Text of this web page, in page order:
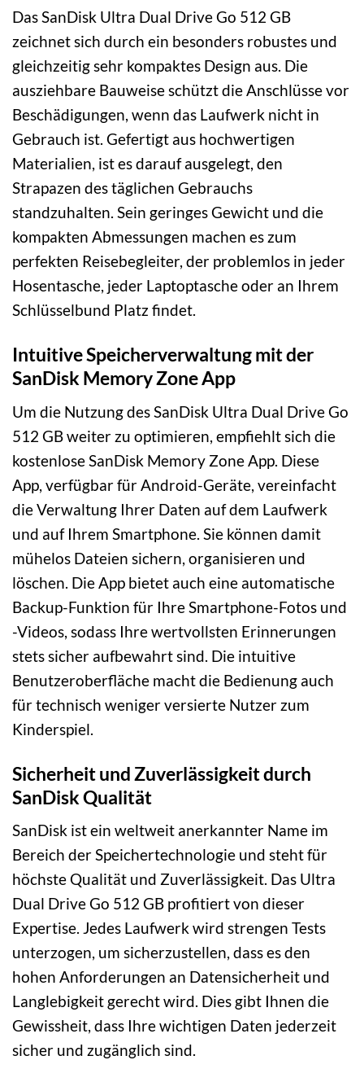
Das SanDisk Ultra Dual Drive Go 512 GB
zeichnet sich durch ein besonders robustes und
gleichzeitig sehr kompaktes Design aus. Die
ausziehbare Bauweise schützt die Anschlüsse vor
Beschädigungen, wenn das Laufwerk nicht in
Gebrauch ist. Gefertigt aus hochwertigen
Materialien, ist es darauf ausgelegt, den
Strapazen des täglichen Gebrauchs
standzuhalten. Sein geringes Gewicht und die
kompakten Abmessungen machen es zum
perfekten Reisebegleiter, der problemlos in jeder
Hosentasche, jeder Laptoptasche oder an Ihrem
Schlüsselbund Platz findet.
Intuitive Speicherverwaltung mit der
SanDisk Memory Zone App
Um die Nutzung des SanDisk Ultra Dual Drive Go
512 GB weiter zu optimieren, empfiehlt sich die
kostenlose SanDisk Memory Zone App. Diese
App, verfügbar für Android-Geräte, vereinfacht
die Verwaltung Ihrer Daten auf dem Laufwerk
und auf Ihrem Smartphone. Sie können damit
mühelos Dateien sichern, organisieren und
löschen. Die App bietet auch eine automatische
Backup-Funktion für Ihre Smartphone-Fotos und
-Videos, sodass Ihre wertvollsten Erinnerungen
stets sicher aufbewahrt sind. Die intuitive
Benutzeroberfläche macht die Bedienung auch
für technisch weniger versierte Nutzer zum
Kinderspiel.
Sicherheit und Zuverlässigkeit durch
SanDisk Qualität
SanDisk ist ein weltweit anerkannter Name im
Bereich der Speichertechnologie und steht für
höchste Qualität und Zuverlässigkeit. Das Ultra
Dual Drive Go 512 GB profitiert von dieser
Expertise. Jedes Laufwerk wird strengen Tests
unterzogen, um sicherzustellen, dass es den
hohen Anforderungen an Datensicherheit und
Langlebigkeit gerecht wird. Dies gibt Ihnen die
Gewissheit, dass Ihre wichtigen Daten jederzeit
sicher und zugänglich sind.